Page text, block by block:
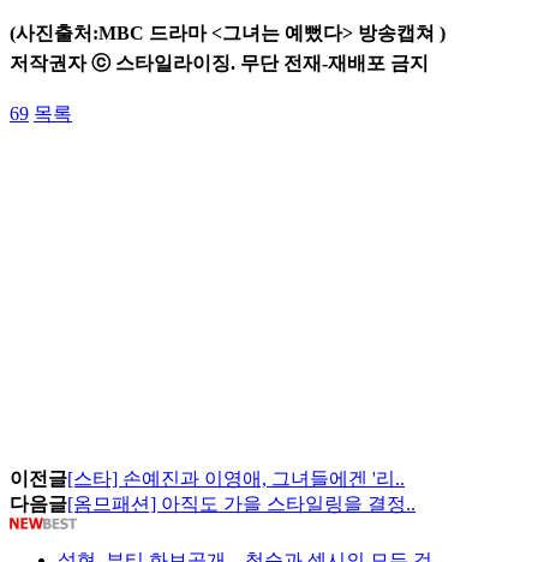
(사진출처:MBC 드라마 <그녀는 예뻤다> 방송캡쳐 )
저작권자 ⓒ 스타일라이징. 무단 전재-재배포 금지
69 목록
이전글[스타] 손예진과 이영애, 그녀들에겐 '리..
다음글[옴므패션] 아직도 가을 스타일링을 결정..